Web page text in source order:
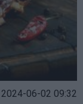
2024-06-02 09:32